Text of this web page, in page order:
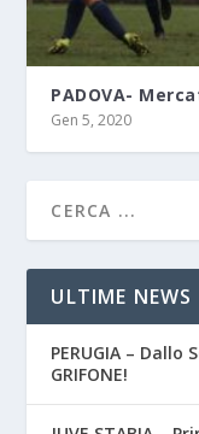
PADOVA-
Gen 5, 2020
ULTIME NEWS
PERUGIA –
GRIFONE!